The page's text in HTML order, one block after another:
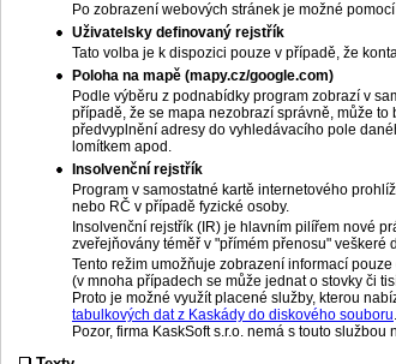
Po zobrazení webových stránek je možné
Uživatelsky definovaný rejstřík
Tato volba je k dispozici pouze v případě, že
Poloha na mapě (mapy.cz/google.com)
Podle výběru z podnabídky program zobrazí v
případě, že se mapa nezobrazí správně, může
předvyplnění adresy do vyhledávacího pole
lomítkem apod.
Insolvenční rejstřík
Program v samostatné kartě internetového
nebo RČ v případě fyzické osoby.
Insolvenční rejstřík (IR) je hlavním pilířem nové
zveřejňovány téměř v "přímém přenosu"
Tento režim umožňuje zobrazení informací
(v mnoha případech se může jednat o stovky či
Proto je možné využít placené služby, kterou
tabulkových dat z Kaskády do diskového souboru.
Pozor, firma KaskSoft s.r.o. nemá s touto